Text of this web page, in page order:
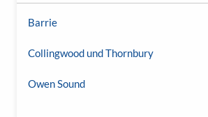
Barrie
Collingwood und Thornbury
Owen Sound